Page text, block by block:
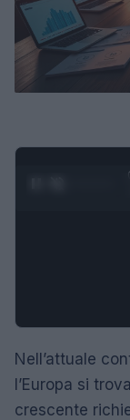
Nell’attuale
l’Europa si
crescente